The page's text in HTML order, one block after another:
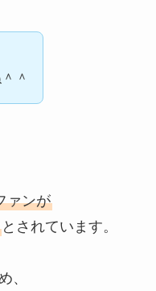
＾
ァンが
とされています。
、